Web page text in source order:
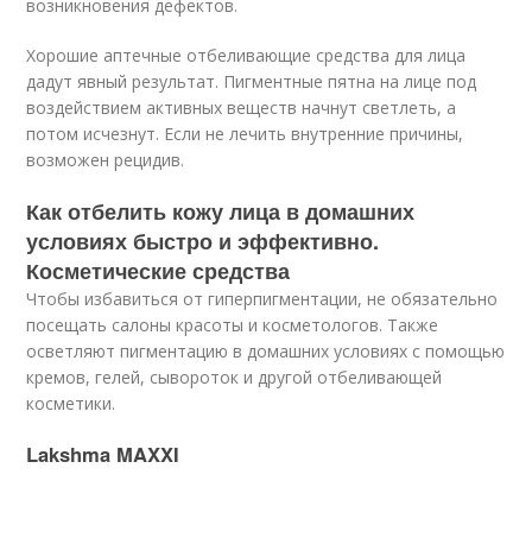
возникновения дефектов.
Хорошие аптечные отбеливающие средства для лица
дадут явный результат. Пигментные пятна на лице под
воздействием активных веществ начнут светлеть, а
потом исчезнут. Если не лечить внутренние причины,
возможен рецидив.
Как отбелить кожу лица в домашних
условиях быстро и эффективно.
Косметические средства
Чтобы избавиться от гиперпигментации, не обязательно
посещать салоны красоты и косметологов. Также
осветляют пигментацию в домашних условиях с помощью
кремов, гелей, сывороток и другой отбеливающей
косметики.
Lakshma MAXXI